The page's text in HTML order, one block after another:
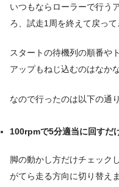
いつもならローラーで行う
ろ、試走1周を終えて戻って
スタートの待機列の順番や
アップもねじ込むのはなか
なので行ったのは以下の通り
100rpmで5分適当に回すだ
脚の動かし方だけチェック
がてら走る方向に切り替えま